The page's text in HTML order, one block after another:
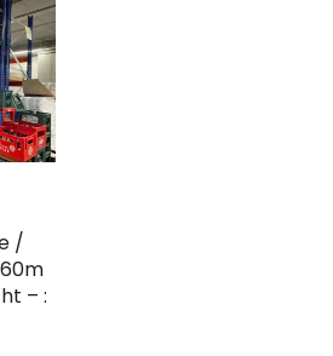
/
– :